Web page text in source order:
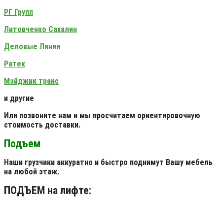
РГ Групп
Литовченко Сахалин
Деловые Линии
Ратек
Мэйджик транс
и другие
Или позвоните нам и мы просчитаем ориентировочную
стоимость доставки.
Подъем
Наши грузчики аккуратно и быстро поднимут Вашу мебель
на любой этаж.
ПОДЪЕМ на лифте: